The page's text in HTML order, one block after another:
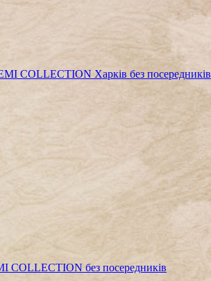
COLLECTION Харків без посередників
COLLECTION без посередників